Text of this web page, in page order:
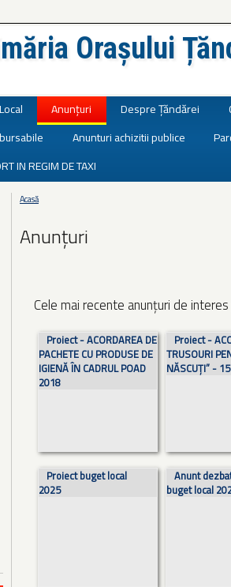
Orașului
Anunțuri Despre Țăndărei
Anunturi achizitii publice
IN REGIM DE TAXI
Eşti aici
Acasă
Anunțuri
Cele mai recente anunțuri de interes
Proiect - ACORDAREA DE
PACHETE CU PRODUSE DE
IGIENĂ ÎN CADRUL POAD
2018
Proiect -
TRUSOURI
NĂSCUȚI” -
Proiect buget local
2025
Anunt
buget local
Pagini